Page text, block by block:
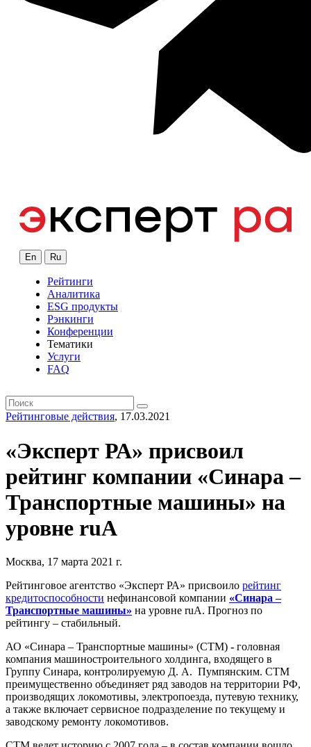
En Ru
Рейтинги
Аналитика
ESG продукты
Рэнкинги
Конференции
Тематики
Услуги
FAQ
Рейтинговые действия, 17.03.2021
«Эксперт РА» присвоил
рейтинг компании «Синара –
Транспортные машины» на
уровне ruA
Москва, 17 марта 2021 г.
Рейтинговое агентство «Эксперт РА» присвоило рейтинг
кредитоспособности нефинансовой компании «Синара –
Транспортные машины» на уровне ruA. Прогноз по
рейтингу – стабильный.
АО «Синара – Транспортные машины» (СТМ) - головная
компания машиностроительного холдинга, входящего в
Группу Синара, контролируемую Д. А. Пумпянским. СТМ
преимущественно объединяет ряд заводов на территории РФ,
производящих локомотивы, электропоезда, путевую технику,
а также включает сервисное подразделение по текущему и
заводскому ремонту локомотивов.